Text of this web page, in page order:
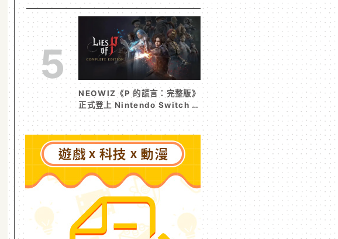
Beyond！～駛向更遠的彼方
～》今夏登場！
5
NEOWIZ《P 的謊言：完整版》
正式登上 Nintendo Switch 2
收錄遊戲本篇與 DLC《P 的謊
言：序曲》完整體驗克拉特城
（Krat）沒落前後的壯闊篇章